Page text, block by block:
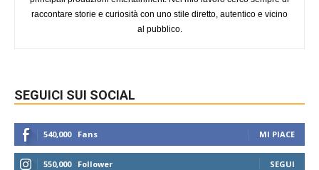
raccontare storie e curiosità con uno stile diretto, autentico e vicino
al pubblico.
SEGUICI SUI SOCIAL
540,000 Fans MI PIACE
550,000 Follower SEGUI